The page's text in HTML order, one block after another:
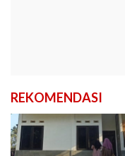
REKOMENDASI